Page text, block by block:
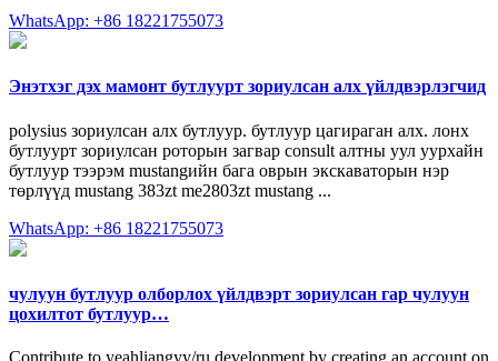
WhatsApp: +86 18221755073
Энэтхэг дэх мамонт бутлуурт зориулсан алх үйлдвэрлэгчид
polysius зориулсан алх бутлуур. бутлуур цагираган алх. лонх
бутлуурт зориулсан роторын загвар consult алтны уул уурхайн
бутлуур тээрэм mustangийн бага оврын экскаваторын нэр
төрлүүд mustang 383zt me2803zt mustang ...
WhatsApp: +86 18221755073
чулуун бутлуур олборлох үйлдвэрт зориулсан гар чулуун
цохилтот бутлуур…